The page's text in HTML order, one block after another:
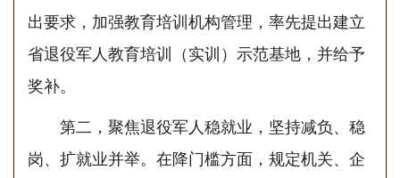
出要求，加强教育培训机构管理，率先提出建立
省退役军人教育培训（实训）示范基地，并给予
奖补。
第二，聚焦退役军人稳就业，坚持减负、稳
岗、扩就业并举。在降门槛方面，规定机关、企